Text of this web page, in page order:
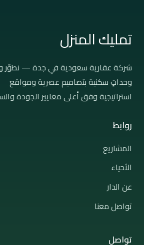
تمليك المنزل
شركة عقارية سعودية في جدة — نطوّر
وحداتٍ سكنية بتصاميم عصرية ومواقع
استراتيجية وفق أعلى معايير الجودة
روابط
المشاريع
الأحياء
عن الدار
تواصل معنا
تواصل